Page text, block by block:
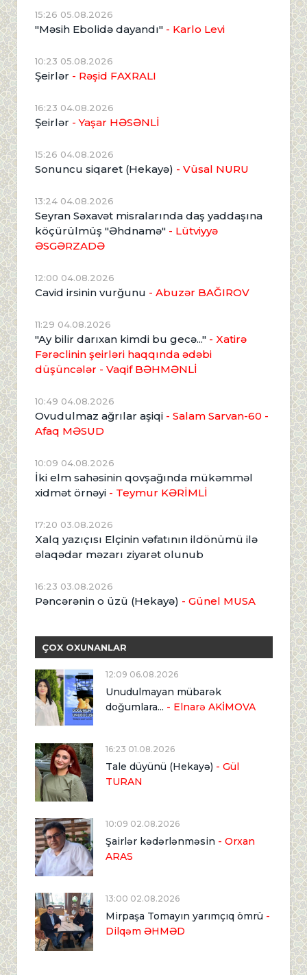
15:26 05.08.2026
"Məsih Ebolidə dayandı" - Karlo Levi
10:23 05.08.2026
Şeirlər - Rəşid FAXRALI
16:23 04.08.2026
Şeirlər - Yaşar HƏSƏNLİ
15:26 04.08.2026
Sonuncu siqaret (Hekayə) - Vüsal NURU
13:24 04.08.2026
Seyran Səxavət misralarında daş yaddaşına
köçürülmüş "Əhdnamə" - Lütviyyə
ƏSGƏRZADƏ
12:00 04.08.2026
Cavid irsinin vurğunu - Abuzər BAĞIROV
11:29 04.08.2026
"Ay bilir darıxan kimdi bu gecə..." - Xatirə
Fərəclinin şeirləri haqqında ədəbi
düşüncələr - Vaqif BƏHMƏNLİ
10:49 04.08.2026
Ovudulmaz ağrılar aşiqi - Salam Sarvan-60 -
Afaq MƏSUD
10:09 04.08.2026
İki elm sahəsinin qovşağında mükəmməl
xidmət örnəyi - Teymur KƏRİMLİ
17:20 03.08.2026
Xalq yazıçısı Elçinin vəfatının ildönümü ilə
əlaqədar məzarı ziyarət olunub
16:23 03.08.2026
Pəncərənin o üzü (Hekayə) - Günel MUSA
ÇOX OXUNANLAR
12:09 06.08.2026
Unudulmayan mübarək
doğumlara... - Elnarə AKİMOVA
16:23 01.08.2026
Tale düyünü (Hekayə) - Gül
TURAN
10:09 02.08.2026
Şairlər kədərlənməsin - Orxan
ARAS
13:00 02.08.2026
Mirpaşa Tomayın yarımçıq ömrü -
Dilqəm ƏHMƏD